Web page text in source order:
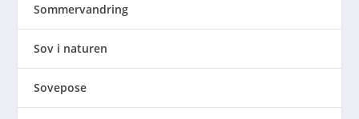
Sommervandring
Sov i naturen
Sovepose